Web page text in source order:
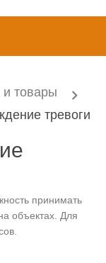
товары
тревоги
принимать
объектах. Для